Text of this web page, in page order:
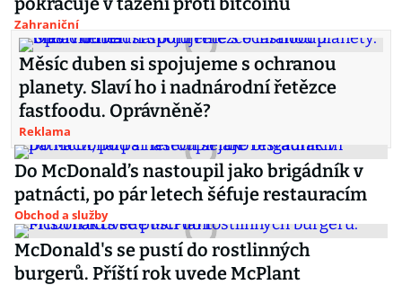
Zahraniční
Měsíc duben si spojujeme s ochranou
planety. Slaví ho i nadnárodní řetězce
fastfoodu. Oprávněně?
Reklama
Do McDonald’s nastoupil jako brigádník v
patnácti, po pár letech šéfuje restauracím
Obchod a služby
McDonald's se pustí do rostlinných
burgerů. Příští rok uvede McPlant